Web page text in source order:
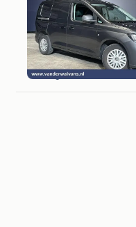
Van der Wal Vans
Langerak
Bezoek